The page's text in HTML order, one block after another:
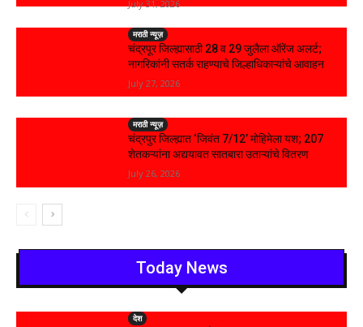
July 31, 2026
मराठी न्यूज़
चंद्रपूर जिल्ह्यासाठी 28 व 29 जुलैला ऑरेंज अलर्ट;
नागरिकांनी सतर्क राहण्याचे जिल्हाधिकाऱ्यांचे आवाहन
July 27, 2026
मराठी न्यूज़
चंद्रपुर जिल्ह्यात ‘जिवंत 7/12’ मोहिमेला यश; 207
शेतकऱ्यांना अद्ययावत सातबारा उताऱ्यांचे वितरण
July 26, 2026
Today News
देश